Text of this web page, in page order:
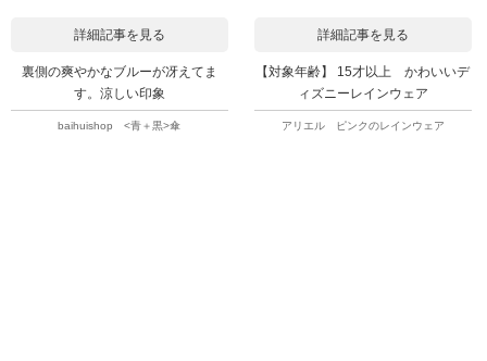
詳細記事を見る
裏側の爽やかなブルーが冴えてま
す。涼しい印象
baihuishop <青＋黒>傘
詳細記事を見る
【対象年齢】 15才以上 かわいいデ
ィズニーレインウェア
アリエル ピンクのレインウェア